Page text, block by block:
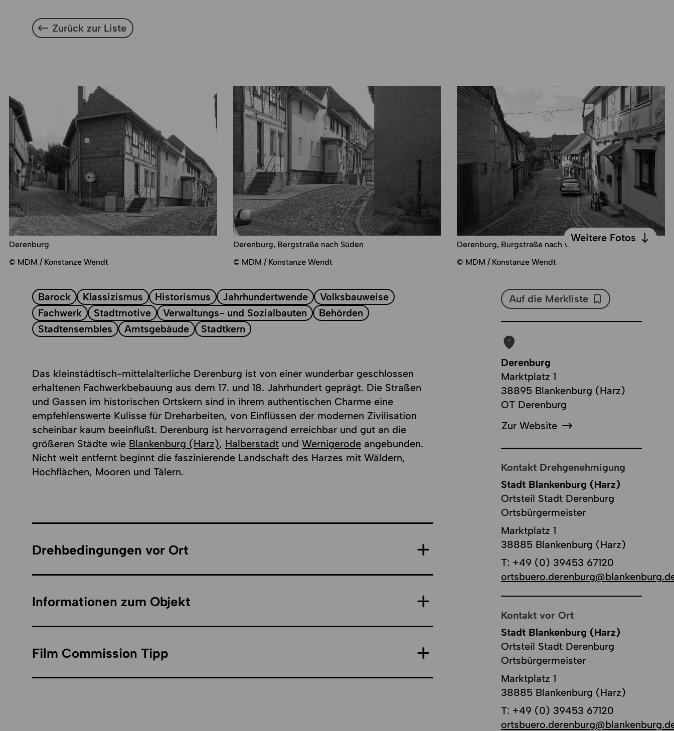
Zurück zur Liste
Derenburg
© MDM / Konstanze Wendt
Derenburg, Bergstraße nach Süden
© MDM / Konstanze Wendt
Derenburg, Burgstraße nach Westen
© MDM / Konstanze Wendt
Weitere Fotos
Barock Klassizismus Historismus Jahrhundertwende
Volksbauweise
Fachwerk
Stadtmotive Verwaltungs- und Sozialbauten
Behörden
Stadtensembles
Amtsgebäude Stadtkern
Das kleinstädtisch-mittelalterliche Derenburg ist von einer wunderbar geschlossen
erhaltenen Fachwerkbebauung aus dem 17. und 18. Jahrhundert geprägt. Die Straßen
und Gassen im historischen Ortskern sind in ihrem authentischen Charme eine
empfehlenswerte Kulisse für Dreharbeiten, von Einflüssen der modernen Zivilisation
scheinbar kaum beeinflußt. Derenburg ist hervorragend erreichbar und gut an die
größeren Städte wie Blankenburg (Harz), Halberstadtund Wernigerodeangebunden.
Nicht weit entfernt beginnt die faszinierende Landschaft des Harzes mit Wäldern,
Hochflächen, Mooren und Tälern.
Drehbedingungen vor Ort
Informationen zum Objekt
Film Commission Tipp
Auf die Merkliste
Derenburg
Marktplatz 1
38895 Blankenburg (Harz)
OT Derenburg
Zur Website
Kontakt Drehgenehmigung
Stadt Blankenburg (Harz)
Ortsteil Stadt Derenburg
Ortsbürgermeister
Marktplatz 1
38885 Blankenburg (Harz)
T: +49 (0) 39453 67120
Kontakt vor Ort
Stadt Blankenburg (Harz)
Ortsteil Stadt Derenburg
Ortsbürgermeister
Marktplatz 1
38885 Blankenburg (Harz)
T: +49 (0) 39453 67120